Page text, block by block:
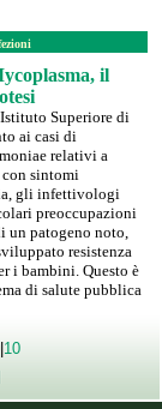
il
Superiore di
ai casi di
relativi a
sintomi
gli infettivologi
preoccupazioni
un patogeno noto,
resistenza
i bambini. Questo è
di salute pubblica
|10